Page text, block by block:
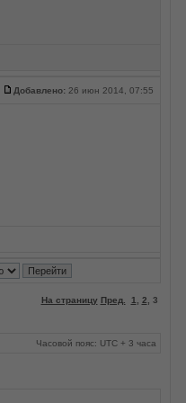
Добавлено:26 июн 2014, 07:55
На страницу Пред. 1 2 3
Часовой пояс: UTC + 3 часа